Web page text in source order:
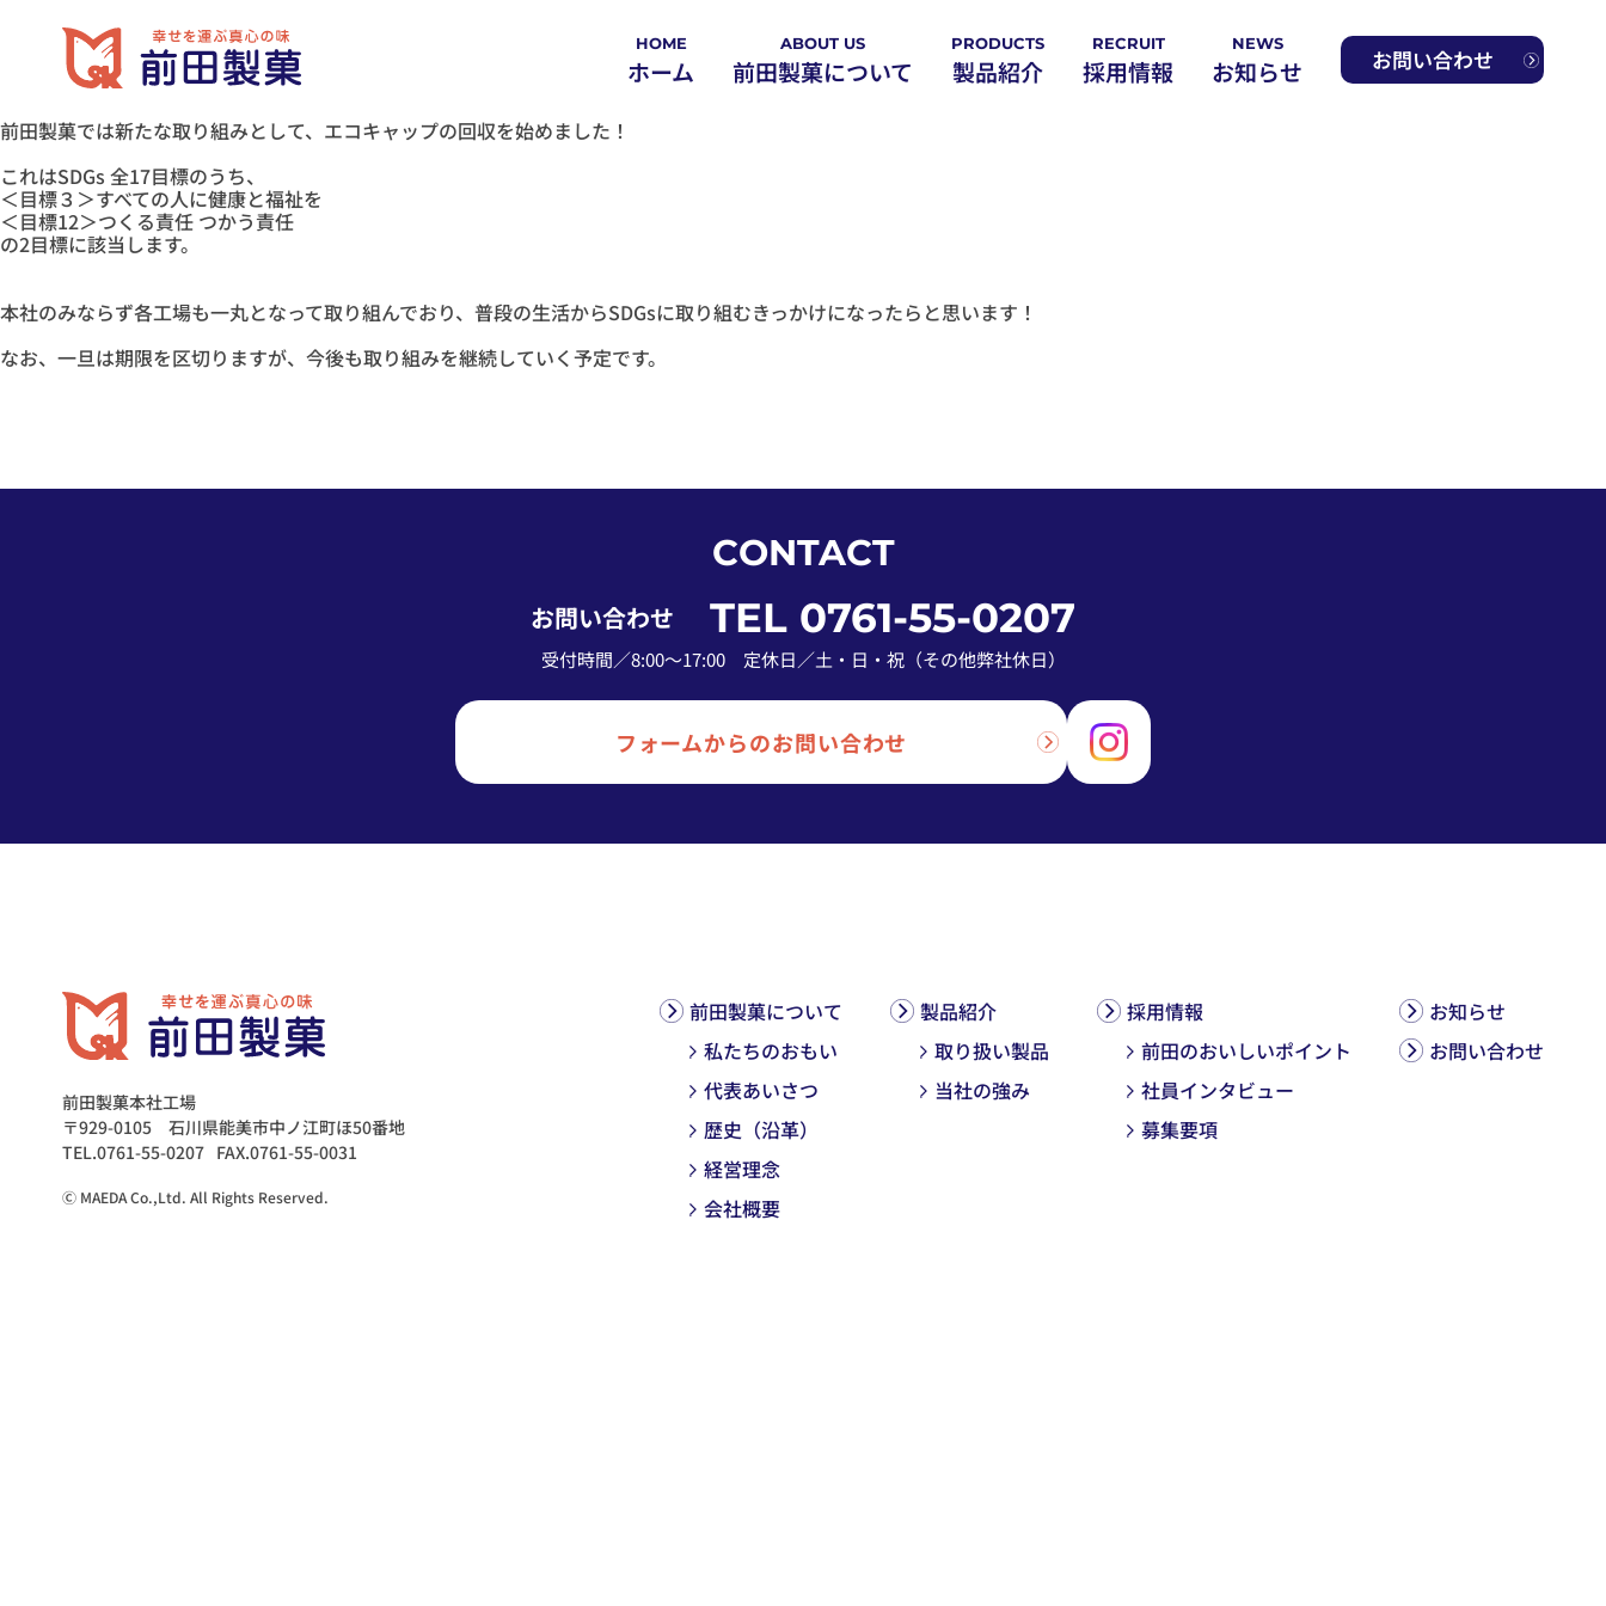
HOME
ホーム
ABOUT US
前田製菓について
PRODUCTS
製品紹介
RECRUIT
採用情報
NEWS
お知らせ お問い合わせ
前田製菓では新たな取り組みとして、エコキャップの回収を始めました！
これはSDGs 全17目標のうち、
＜目標３＞すべての人に健康と福祉を
＜目標12＞つくる責任 つかう責任
の2目標に該当します。
本社のみならず各工場も一丸となって取り組んでおり、普段の生活からSDGsに取り組むきっかけになったらと思います！
なお、一旦は期限を区切りますが、今後も取り組みを継続していく予定です。
CONTACT
お問い合わせ TEL 0761-55-0207
受付時間／8:00〜17:00 定休日／土・日・祝（その他弊社休日）
フォームからのお問い合わせ
前田製菓本社工場
〒929-0105 石川県能美市中ノ江町ほ50番地
TEL.0761-55-0207 FAX.0761-55-0031
Ⓒ MAEDA Co.,Ltd. All Rights Reserved.
前田製菓について
私たちのおもい
代表あいさつ
歴史（沿革）
経営理念
会社概要
製品紹介
取り扱い製品
当社の強み
採用情報
前田のおいしいポイント
社員インタビュー
募集要項
お知らせ
お問い合わせ